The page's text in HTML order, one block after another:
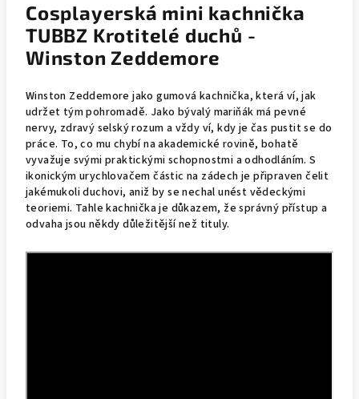
Cosplayerská mini kachnička
TUBBZ Krotitelé duchů -
Winston Zeddemore
Winston Zeddemore jako gumová kachnička, která ví, jak
udržet tým pohromadě. Jako bývalý mariňák má pevné
nervy, zdravý selský rozum a vždy ví, kdy je čas pustit se do
práce. To, co mu chybí na akademické rovině, bohatě
vyvažuje svými praktickými schopnostmi a odhodláním. S
ikonickým urychlovačem částic na zádech je připraven čelit
jakémukoli duchovi, aniž by se nechal unést vědeckými
teoriemi. Tahle kachnička je důkazem, že správný přístup a
odvaha jsou někdy důležitější než tituly.